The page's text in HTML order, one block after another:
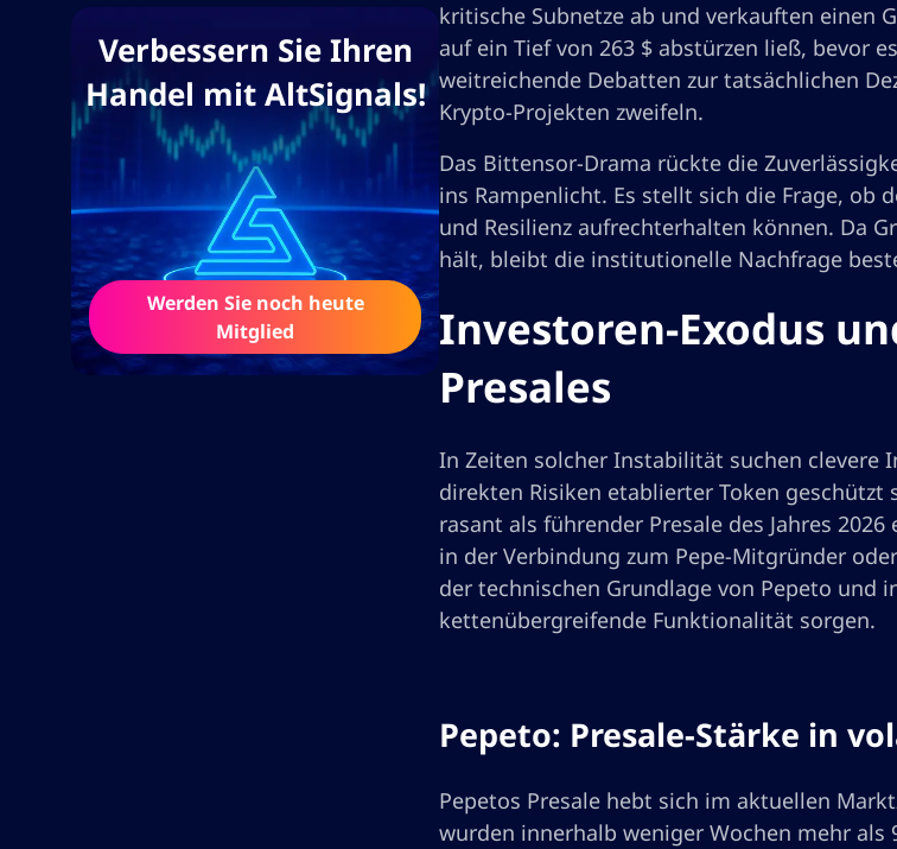
Verbessern Sie Ihren
Handel mit AltSignals!
Werden Sie noch heute
Mitglied
kritische Subnetze ab und verkauften einen
auf ein Tief von 263 $ abstürzen ließ, bevor
weitreichende Debatten zur tatsächlichen
Krypto-Projekten zweifeln.
Das Bittensor-Drama rückte die
ins Rampenlicht. Es stellt sich die Frage,
und Resilienz aufrechterhalten können. Da
hält, bleibt die institutionelle Nachfrage
Investoren-Exodus
Presales
In Zeiten solcher Instabilität suchen clevere
direkten Risiken etablierter Token
rasant als führender Presale des Jahres
in der Verbindung zum Pepe-Mitgründer
der technischen Grundlage von Pepeto und
kettenübergreifende Funktionalität sorgen.
Pepeto: Presale-Stärke in
Pepetos Presale hebt sich im aktuellen
wurden innerhalb weniger Wochen mehr